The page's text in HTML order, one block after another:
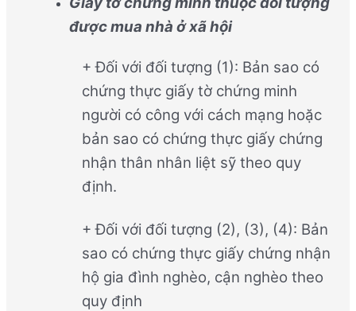
được mua nhà ở xã hội
+ Đối với đối tượng (1): Bản sao có
chứng thực giấy tờ chứng minh
người có công với cách mạng hoặc
bản sao có chứng thực giấy chứng
nhận thân nhân liệt sỹ theo quy
định.
+ Đối với đối tượng (2), (3), (4): Bản
sao có chứng thực giấy chứng nhận
hộ gia đình nghèo, cận nghèo theo
quy định